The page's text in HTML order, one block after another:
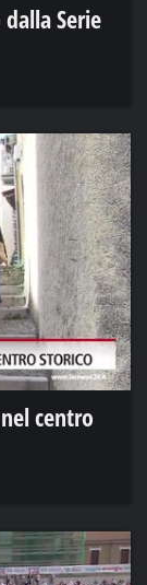
dalla Serie
centro